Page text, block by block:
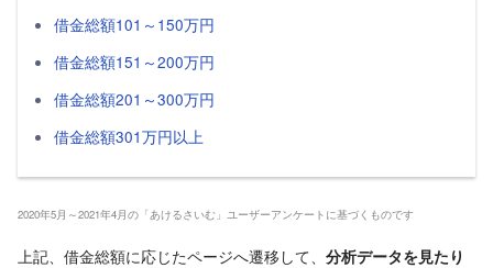
借金総額101～150万円
借金総額151～200万円
借金総額201～300万円
借金総額301万円以上
2020年5月～2021年4月の「あけるさいむ」ユーザーアンケートに基づくものです
上記、借金総額に応じたページへ遷移して、 分析データを見たり